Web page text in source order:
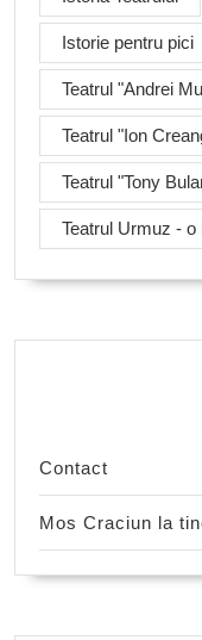
Istorie pentru pici
Teatrul "Andrei
Teatrul "Ion
Teatrul "Tony
Teatrul Urmuz -
Contact
Mos Craciun la